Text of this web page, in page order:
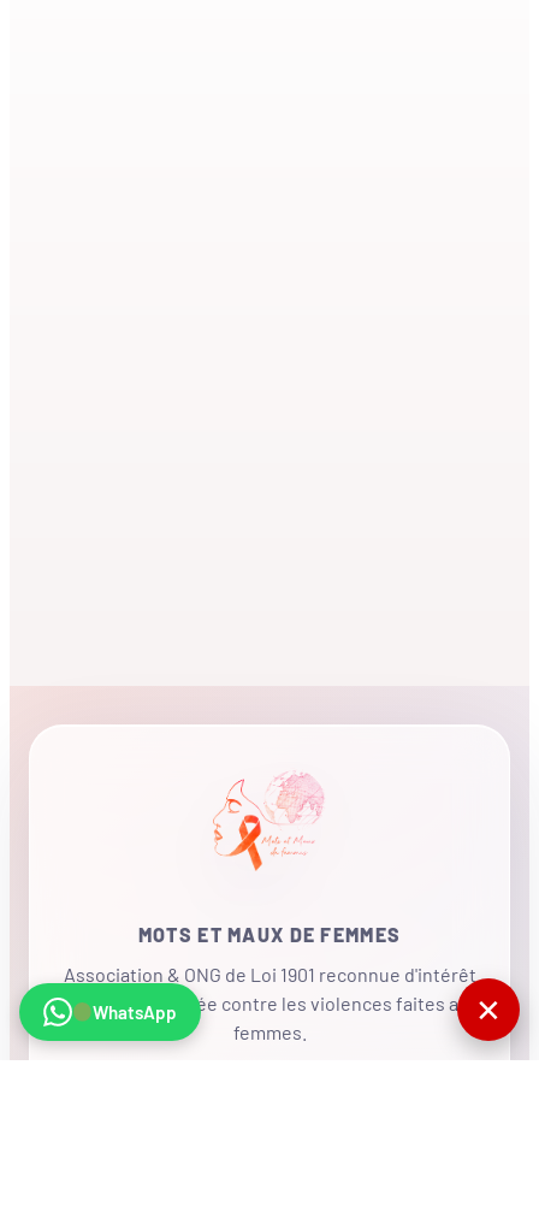
MOTS ET MAUX DE FEMMES
Association & ONG de Loi 1901 reconnue d'intérêt
général, mobilisée contre les violences faites aux
femmes.
WhatsApp ✕